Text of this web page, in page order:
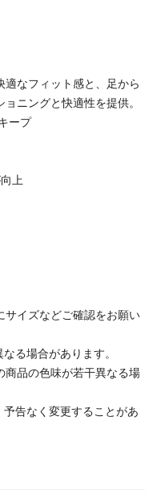
なフィット感と、足から
ニングと快適性を提供。
ープ
上
イズなどご確認をお願い
る場合があります。
品の色味が若干異なる場
告なく変更することがあ